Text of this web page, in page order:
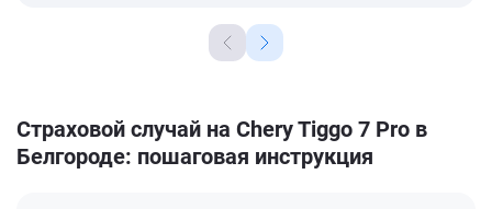
Страховой случай на Chery Tiggo 7 Pro в
Белгороде: пошаговая инструкция